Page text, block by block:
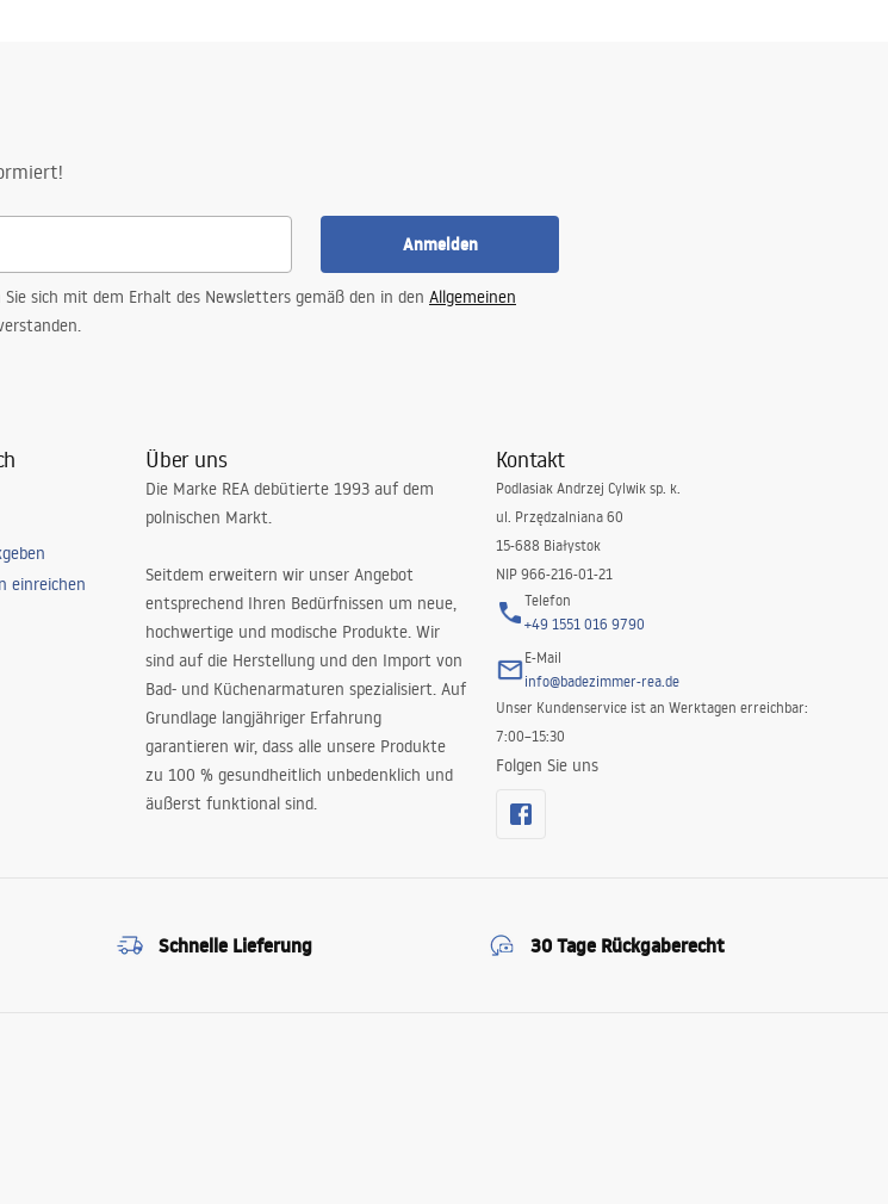
Anmelden
sich mit dem Erhalt des Newsletters gemäß den in den Allgemeinen
einreichen
Über uns
Die Marke REA debütierte 1993 auf dem
polnischen Markt.
Seitdem erweitern wir unser Angebot
entsprechend Ihren Bedürfnissen um neue,
hochwertige und modische Produkte. Wir
sind auf die Herstellung und den Import von
Bad- und Küchenarmaturen spezialisiert. Auf
Grundlage langjähriger Erfahrung
garantieren wir, dass alle unsere Produkte
zu 100 % gesundheitlich unbedenklich und
äußerst funktional sind.
Kontakt
Podlasiak Andrzej Cylwik sp. k.
ul. Przędzalniana 60
15-688 Białystok
NIP 966-216-01-21
Telefon
+49 1551 016 9790
E-Mail
info@badezimmer-rea.de
Unser Kundenservice ist an Werktagen erreichbar:
7:00–15:30
Folgen Sie uns
Schnelle Lieferung 30 Tage Rückgaberecht